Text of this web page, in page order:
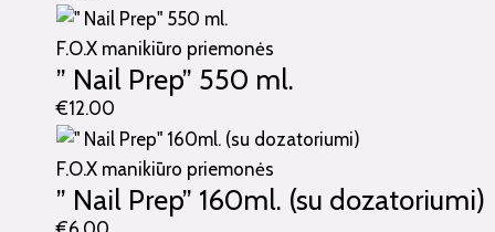
F.O.X manikiūro priemonės
” Nail Prep” 550 ml.
€12.00
F.O.X manikiūro priemonės
” Nail Prep” 160ml. (su dozatoriumi)